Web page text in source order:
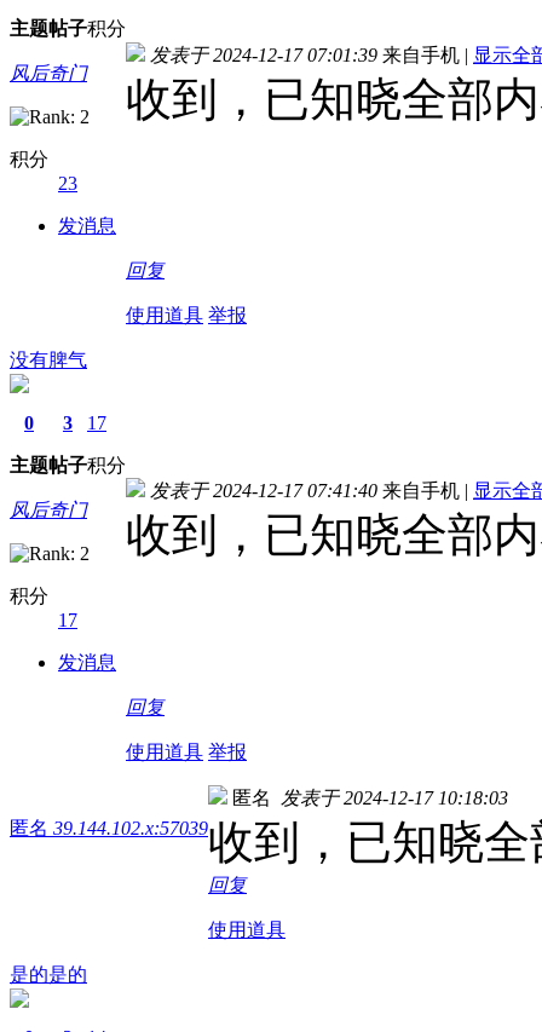
主题帖子积分
风后奇门
积分
23
发消息
发表于 2024-12-17 07:01:39 来自手机 | 显示全
收到，已知晓全部
回复
使用道具 举报
没有脾气
0
主题
3
帖子
17
积分
风后奇门
积分
17
发消息
发表于 2024-12-17 07:41:40 来自手机 | 显示全
收到，已知晓全部
回复
使用道具 举报
匿名 39.144.102.x:57039
匿名 发表于 2024-12-17 10:18:03
收到，已知晓
回复
使用道具
是的是的